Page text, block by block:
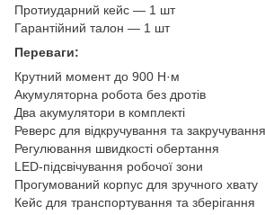
Протиударний кейс — 1 шт
Гарантійний талон — 1 шт
Переваги:
Крутний момент до 900 Н·м
Акумуляторна робота без дротів
Два акумулятори в комплекті
Реверс для відкручування та закручування
Регулювання швидкості обертання
LED-підсвічування робочої зони
Прогумований корпус для зручного хвату
Кейс для транспортування та зберігання